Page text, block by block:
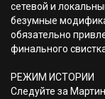
сетевой и
безумные
обязательно
финального
РЕЖИМ ИСТОРИИ
Следуйте за